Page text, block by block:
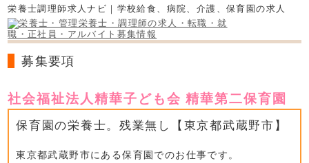
栄養士調理師求人ナビ｜学校給食、病院、介護、保育園の求人
募集要項
社会福祉法人精華子ども会 精華第二保育園
保育園の栄養士。残業無し【東京都武蔵野市】
東京都武蔵野市にある保育園でのお仕事です。